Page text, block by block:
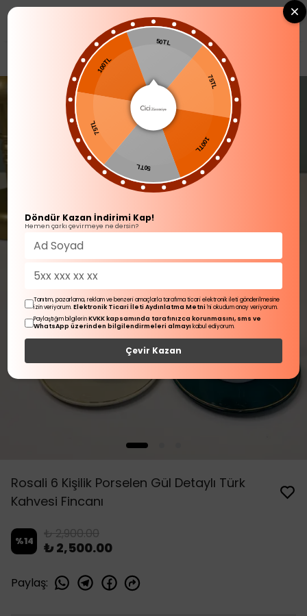
0
SOFRA ÜRÜNLERİ Kahve Fincanı Takımı
Rosali 6 Kişilik Porselen Gül Detaylı Türk
Kahvesi Fincanı
%14 ₺ 2,900.00
₺ 2,500.00
Paylaş:
50TL
75TL
100TL
50TL
75TL
100TL
Döndür Kazan İndirimi Kap!
Hemen çarkı çevirmeye ne dersin?
Tanıtım, pazarlama, reklam ve benzeri amaçlarla tarafıma ticari elektronik ileti gönderilmesine
izin veriyorum.Elektronik Ticari İleti Aydınlatma Metni 'ni okudum onay veriyorum.
Paylaştığım bilgilerinKVKK kapsamında tarafınızca korunmasını, sms ve
WhatsApp üzerinden bilgilendirmeleri almayı kabul ediyorum.
Çevir Kazan